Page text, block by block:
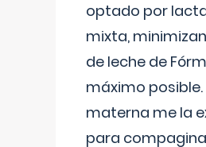
optado por
mixta,
de leche de
máximo posible.
materna me la
para